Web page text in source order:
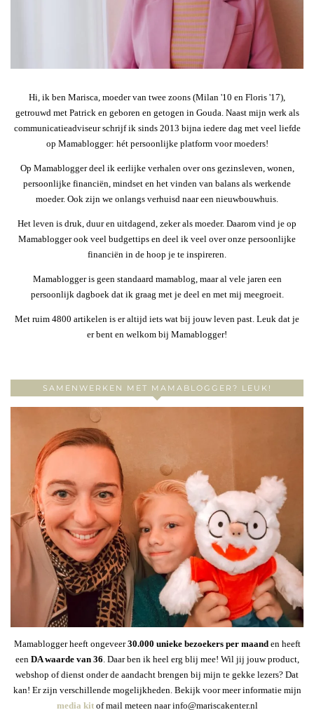
Hi, ik ben Marisca, moeder van twee zoons (Milan '10 en Floris '17),
getrouwd met Patrick en geboren en getogen in Gouda. Naast mijn werk als
communicatieadviseur schrijf ik sinds 2013 bijna iedere dag met veel liefde
op Mamablogger: hét persoonlijke platform voor moeders!
Op Mamablogger deel ik eerlijke verhalen over ons gezinsleven, wonen,
persoonlijke financiën, mindset en het vinden van balans als werkende
moeder. Ook zijn we onlangs verhuisd naar een nieuwbouwhuis.
Het leven is druk, duur en uitdagend, zeker als moeder. Daarom vind je op
Mamablogger ook veel budgettips en deel ik veel over onze persoonlijke
financiën in de hoop je te inspireren.
Mamablogger is geen standaard mamablog, maar al vele jaren een
persoonlijk dagboek dat ik graag met je deel en met mij meegroeit.
Met ruim 4800 artikelen is er altijd iets wat bij jouw leven past. Leuk dat je
er bent en welkom bij Mamablogger!
SAMENWERKEN MET MAMABLOGGER? LEUK!
Mamablogger heeft ongeveer30.000 unieke bezoekers per maanden heeft
een DA waarde van 36 . Daar ben ik heel erg blij mee! Wil jij jouw product,
webshop of dienst onder de aandacht brengen bij mijn te gekke lezers? Dat
kan! Er zijn verschillende mogelijkheden. Bekijk voor meer informatie mijn
media kitof mail meteen naar info@mariscakenter.nl